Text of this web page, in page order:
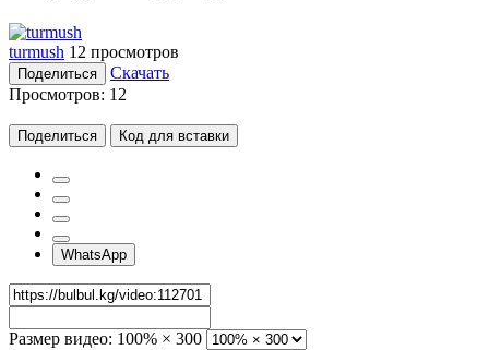
turmush 12 просмотров
Поделиться
Скачать
Просмотров: 12
Поделиться Код для вставки
WhatsApp
Размер видео: 100% × 300